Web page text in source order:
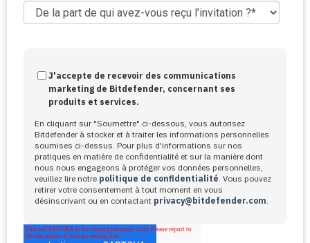
J'accepte de recevoir des communications
marketing de Bitdefender, concernant ses
produits et services.
En cliquant sur "Soumettre" ci-dessous, vous autorisez
Bitdefender à stocker et à traiter les informations personnelles
soumises ci-dessus. Pour plus d'informations sur nos
pratiques en matière de confidentialité et sur la manière dont
nous nous engageons à protéger vos données personnelles,
veuillez lire notre politique de confidentialité. Vous pouvez
retirer votre consentement à tout moment en vous
désinscrivant ou en contactant privacy@bitdefender.com.